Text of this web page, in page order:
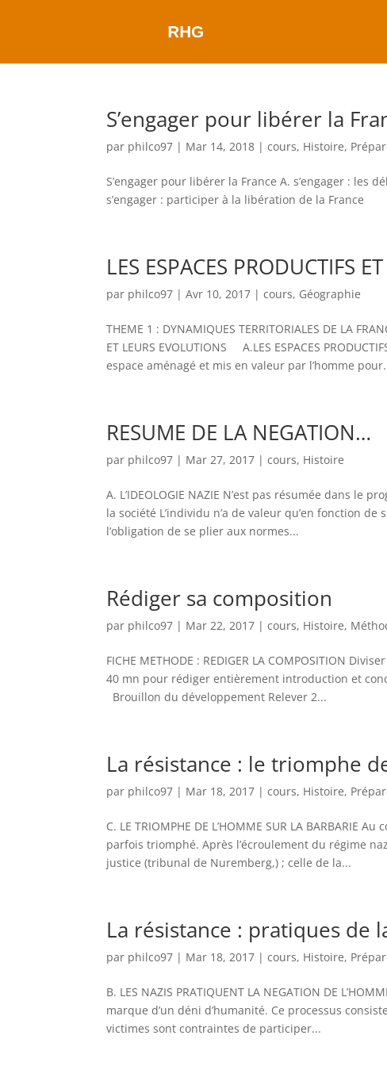
S’engager pour libérer la
par philco97 | Mar 14, 2018 |cours, Histoire,
S’engager pour libérer la France A. s’engager : les
s’engager : participer à la libération de la France
LES ESPACES PRODUCTIFS
par philco97 |Avr 10, 2017 |cours, Géographie
THEME 1 : DYNAMIQUES TERRITORIALES DE LA
ET LEURS EVOLUTIONS A.LES ESPACES
espace aménagé et mis en valeur par l’homme
RESUME DE LA NEGATION…
par philco97 | Mar 27, 2017 |cours, Histoire
A. L’IDEOLOGIE NAZIE N’est pas résumée dans le
la société L’individu n’a de valeur qu’en fonction
l’obligation de se plier aux normes...
Rédiger sa composition
par philco97 | Mar 22, 2017 |cours, Histoire,
FICHE METHODE : REDIGER LA COMPOSITION
40 mn pour rédiger entièrement introduction et
Brouillon du développement Relever 2...
La résistance : le triomphe
par philco97 | Mar 18, 2017 |cours, Histoire,
C. LE TRIOMPHE DE L’HOMME SUR LA
parfois triomphé. Après l’écroulement du régime
justice (tribunal de Nuremberg,) ; celle de la...
La résistance : pratiques de
par philco97 | Mar 18, 2017 |cours, Histoire,
B. LES NAZIS PRATIQUENT LA NEGATION DE
marque d’un déni d’humanité. Ce processus
victimes sont contraintes de participer...